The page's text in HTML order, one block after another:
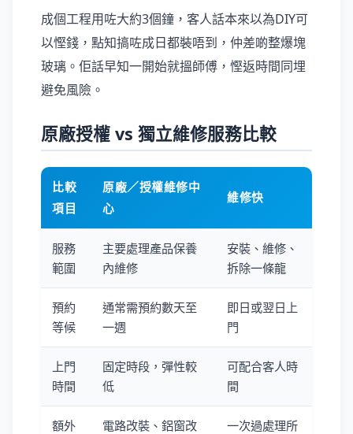
成個工程用咗大約3個鐘，客人話本來以為DIY可
以慳錢，點知搞咗成日都裝唔到，仲差啲整爆塊
玻璃。佢話早知一開始就搵師傅，慳返時間同埋
避免風險。
原廠授權 vs 獨立維修服務比較
比較
項目
原廠／授權維修中
心
維修快
服務
範圍
主要處理產品保養
內維修
安裝、維修、
拆除一條龍
預約
等候
通常需預約數天至
一週
即日或翌日上
門
上門
時間
固定時段，彈性較
低
可配合客人時
間
額外
電路改裝、鋁窗改
一次過處理所